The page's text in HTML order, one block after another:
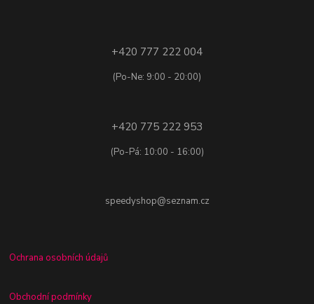
+420 777 222 004
(Po-Ne: 9:00 - 20:00)
+420 775 222 953
(Po-Pá: 10:00 - 16:00)
speedyshop@seznam.cz
Ochrana osobních údajů
Obchodní podmínky